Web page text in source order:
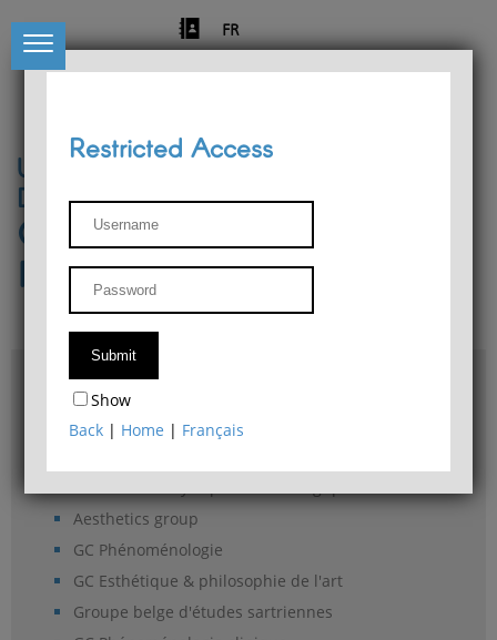
FR
University of Liège
Départment of Philosophy
Center for Phenomenological
Research
Access & maps
Philosophy Department Library
Aesthetics group
GC Phénoménologie
GC Esthétique & philosophie de l'art
Groupe belge d'études sartriennes
Restricted Access
Show
Back | Home | Français